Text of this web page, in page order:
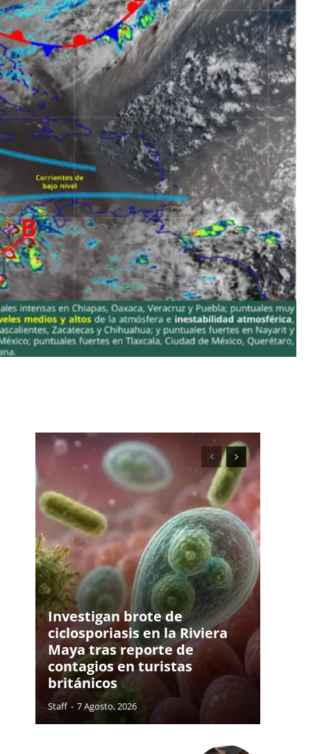
Investigan brote de
ciclosporiasis en la Riviera
Maya tras reporte de
contagios en turistas
británicos
Staff - 7 Agosto, 2026